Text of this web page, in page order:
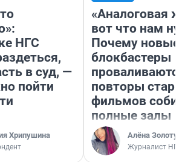
НГС
в суд, —
пойти
Хрипушина
«Аналоговая
вот что нам
Почему новые
блокбастеры
повторы
фильмов
полные залы
Алёна
Журналист НГС